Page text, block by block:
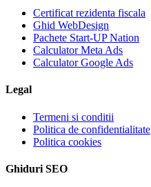
Certificat rezidenta fiscala
Ghid WebDesign
Pachete Start-UP Nation
Calculator Meta Ads
Calculator Google Ads
Legal
Termeni si conditii
Politica de confidentialitate
Politica cookies
Ghiduri SEO